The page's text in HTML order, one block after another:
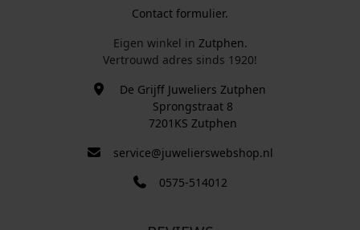
Contact formulier.
Eigen winkel in Zutphen.
Vertrouwd adres sinds 1920!
De Grijff Juweliers Zutphen
Sprongstraat 8
7201KS Zutphen
service@juwelierswebshop.nl
0575-514012